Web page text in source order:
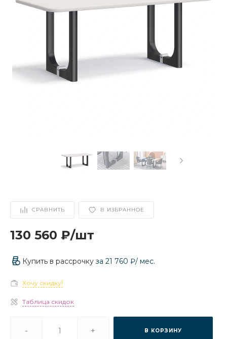
СРАВНИТЬ В ИЗБРАННОЕ
130 560 ₽/шт
Купить в рассрочку за 21 760 ₽/ мес.
Хочу скидку!
Таблица скидок
- + В КОРЗИНУ